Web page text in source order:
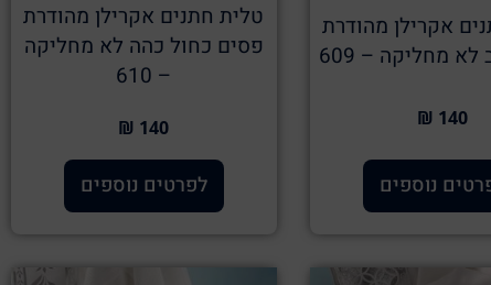
אקרילן מהודרת
מחליקה – 609
140 ₪
נוספים
טלית חתנים אקרילן מהודרת
פסים כחול כהה לא מחליקה
– 610
140 ₪
לפרטים נוספים